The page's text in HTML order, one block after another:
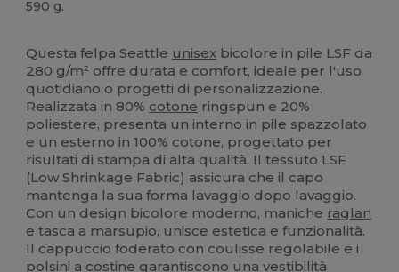
590 g.
Questa felpa Seattle unisex bicolore in pile LSF da
280 g/m² offre durata e comfort, ideale per l'uso
quotidiano o progetti di personalizzazione.
Realizzata in 80% cotone ringspun e 20%
poliestere, presenta un interno in pile spazzolato
e un esterno in 100% cotone, progettato per
risultati di stampa di alta qualità. Il tessuto LSF
(Low Shrinkage Fabric) assicura che il capo
mantenga la sua forma lavaggio dopo lavaggio.
Con un design bicolore moderno, maniche raglan
e tasca a marsupio, unisce estetica e funzionalità.
Il cappuccio foderato con coulisse regolabile e i
polsini a costine garantiscono una vestibilità